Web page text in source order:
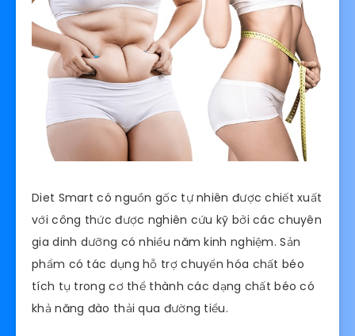
Diet Smart có nguồn gốc tự nhiên được chiết xuất
với công thức được nghiên cứu kỹ bởi các chuyên
gia dinh dưỡng có nhiều năm kinh nghiệm. Sản
phẩm có tác dụng hỗ trợ chuyển hóa chất béo
tích tụ trong cơ thể thành các dạng chất béo có
khả năng đào thải qua đường tiểu.